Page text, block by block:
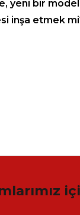
yeni bir
inşa etmek